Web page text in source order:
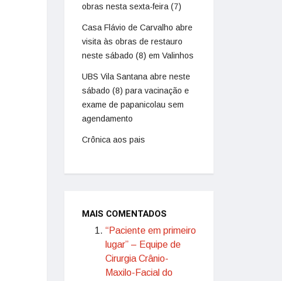
obras nesta sexta-feira (7)
Casa Flávio de Carvalho abre
visita às obras de restauro
neste sábado (8) em Valinhos
UBS Vila Santana abre neste
sábado (8) para vacinação e
exame de papanicolau sem
agendamento
Crônica aos pais
MAIS COMENTADOS
“Paciente em primeiro
lugar” – Equipe de
Cirurgia Crânio-
Maxilo-Facial do